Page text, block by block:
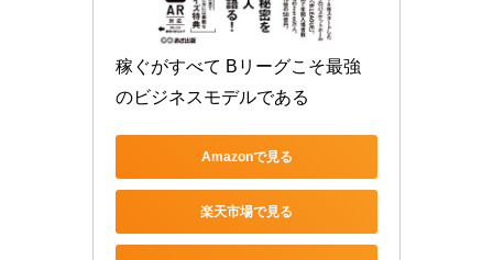
稼ぐがすべて Bリーグこそ最強
のビジネスモデルである
Amazonで見る
楽天市場で見る